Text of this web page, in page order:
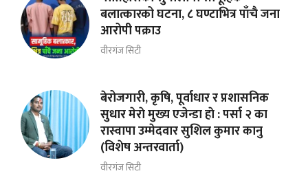
बलात्कारको घटना, ८ घण्टाभित्र पाँचै जना
आरोपी पक्राउ
वीरगंज सिटी
बेरोजगारी, कृषि, पूर्वाधार र प्रशासनिक
सुधार मेराे मुख्य एजेन्डा हाे : पर्सा २ का
रास्वापा उम्मेदवार सुशिल कुमार कानु
(विशेष अन्तरवार्ता)
वीरगंज सिटी